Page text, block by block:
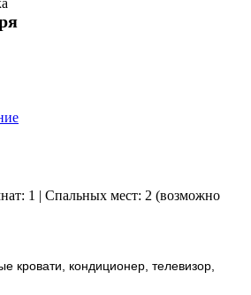
1 | Спальных мест: 2 (возможно
кровати, кондиционер, телевизор,